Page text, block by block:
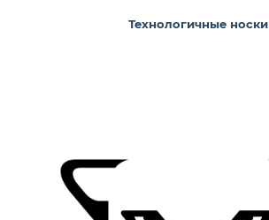
Технологичные носки